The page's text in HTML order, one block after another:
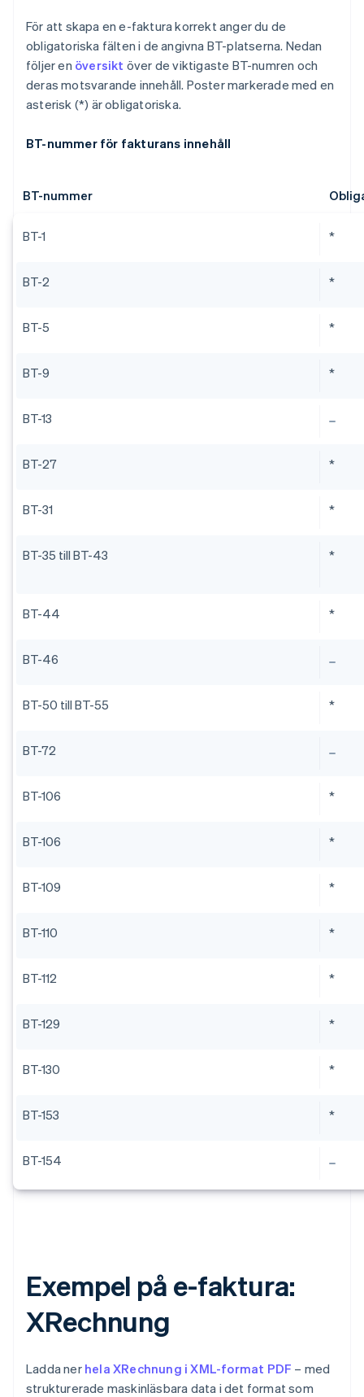
För att skapa en e-faktura korrekt anger du de
obligatoriska fälten i de angivna BT-platserna. Nedan
följer en översikt över de viktigaste BT-numren och
deras motsvarande innehåll. Poster markerade med en
asterisk (*) är obligatoriska.
BT-nummer för fakturans innehåll
BT-nummer
BT-1 *
BT-2 *
BT-5 *
BT-9 *
BT-13
BT-27 *
BT-31 *
BT-35 till BT-43 *
BT-44 *
BT-46
BT-50 till BT-55 *
BT-72
BT-106 *
BT-106 *
BT-109 *
BT-110 *
BT-112 *
BT-129 *
BT-130 *
BT-153 *
BT-154
Exempel på e-faktura:
XRechnung
Ladda ner hela XRechnung i XML-format PDF – med
strukturerade maskinläsbara data i det format som